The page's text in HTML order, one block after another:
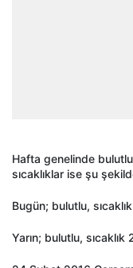
Hafta genelinde
sıcaklıklar ise şu
Bugün; bulutlu,
Yarın; bulutlu, sıcaklık